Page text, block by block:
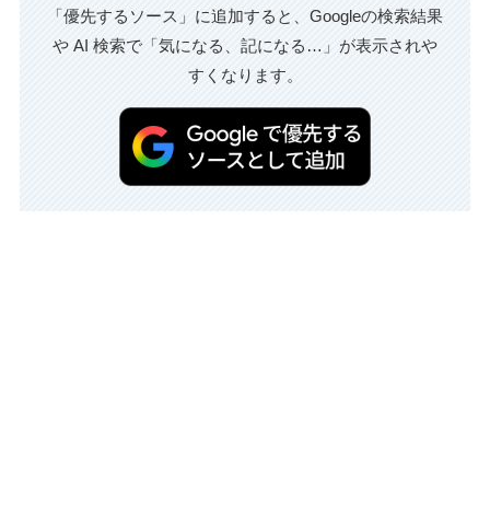
「優先するソース」に追加すると、Googleの検索結果
や AI 検索で「気になる、記になる…」が表示されや
すくなります。